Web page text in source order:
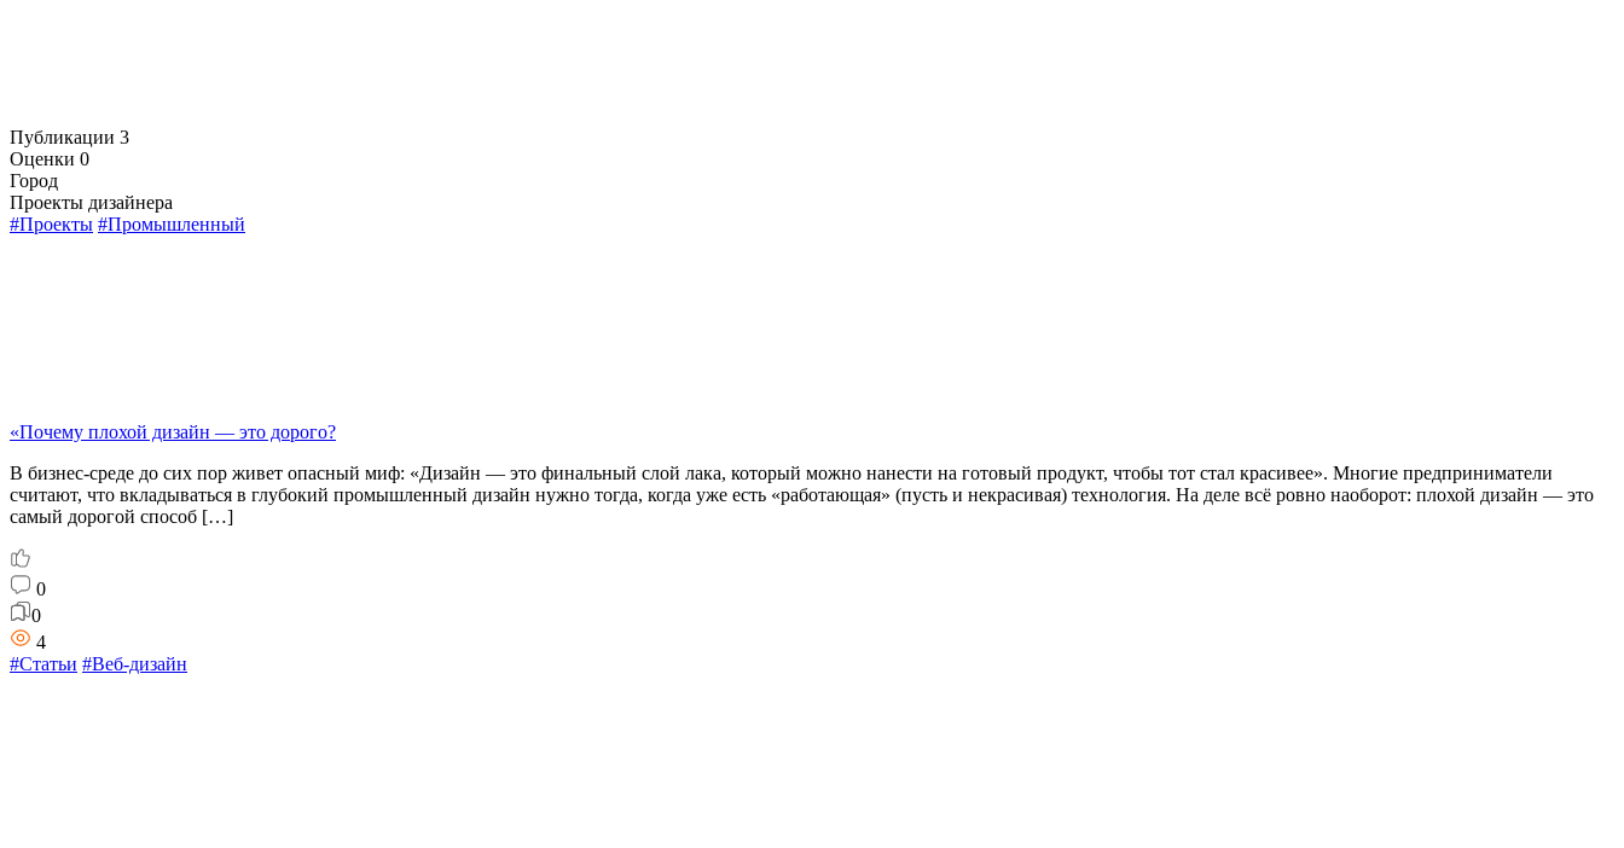
Публикации 3
Оценки 0
Город
Проекты дизайнера
#Проекты #Промышленный
«Почему плохой дизайн — это дорого?
В бизнес-среде до сих пор живет опасный миф: «Дизайн — это финальный слой лака, который можно нанести на готовый продукт, чтобы тот стал красивее». Многие предприниматели
считают, что вкладываться в глубокий промышленный дизайн нужно тогда, когда уже есть «работающая» (пусть и некрасивая) технология. На деле всё ровно наоборот: плохой дизайн — это
самый дорогой способ […]
0
0
4
#Статьи #Веб-дизайн